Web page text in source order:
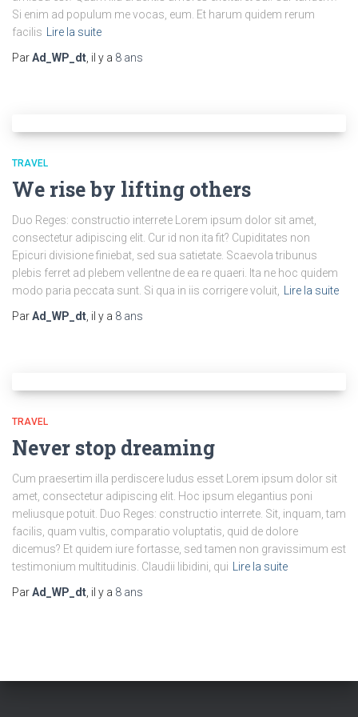
Si enim ad populum me vocas, eum. Et harum quidem rerum
facilis
Lire la suite
ParAd_WP_dt , il y a 8 ans
TRAVEL
We rise by lifting others
Duo Reges: constructio interrete Lorem ipsum dolor sit amet,
consectetur adipiscing elit. Cur id non ita fit? Cupiditates non
Epicuri divisione finiebat, sed sua satietate. Scaevola tribunus
plebis ferret ad plebem vellentne de ea re quaeri. Ita ne hoc quidem
modo paria peccata sunt. Si qua in iis corrigere voluit,
Lire la suite
ParAd_WP_dt , il y a 8 ans
TRAVEL
Never stop dreaming
Cum praesertim illa perdiscere ludus esset Lorem ipsum dolor sit
amet, consectetur adipiscing elit. Hoc ipsum elegantius poni
meliusque potuit. Duo Reges: constructio interrete. Sit, inquam, tam
facilis, quam vultis, comparatio voluptatis, quid de dolore
dicemus? Et quidem iure fortasse, sed tamen non gravissimum est
testimonium multitudinis. Claudii libidini, qui
Lire la suite
ParAd_WP_dt , il y a 8 ans